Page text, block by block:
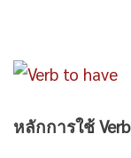
หลักการใช้